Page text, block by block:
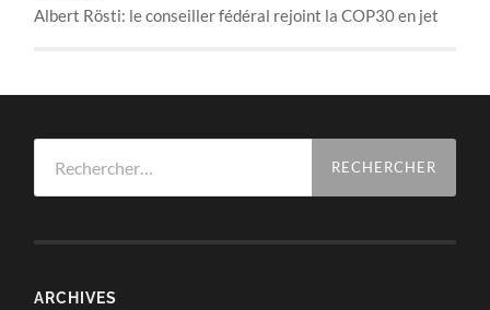
Albert Rösti: le conseiller fédéral rejoint la COP30 en jet
ARCHIVES